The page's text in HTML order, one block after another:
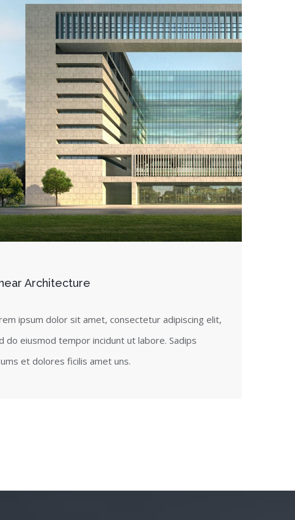
Architecture
ipsum dolor sit amet, consectetur adipiscing elit,
do eiusmod tempor incidunt ut labore. Sadips
et dolores ficilis amet uns.